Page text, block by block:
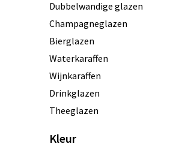
Dubbelwandige glazen
Champagneglazen
Bierglazen
Waterkaraffen
Wijnkaraffen
Drinkglazen
Theeglazen
Kleur